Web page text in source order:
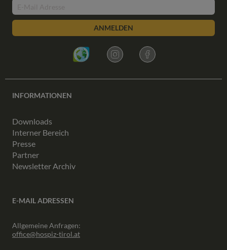
ANMELDEN
INFORMATIONEN
Downloads
Interner Bereich
Presse
Partner
Newsletter Archiv
E-MAIL ADRESSEN
Allgemeine Anfragen:
office@hospiz-tirol.at